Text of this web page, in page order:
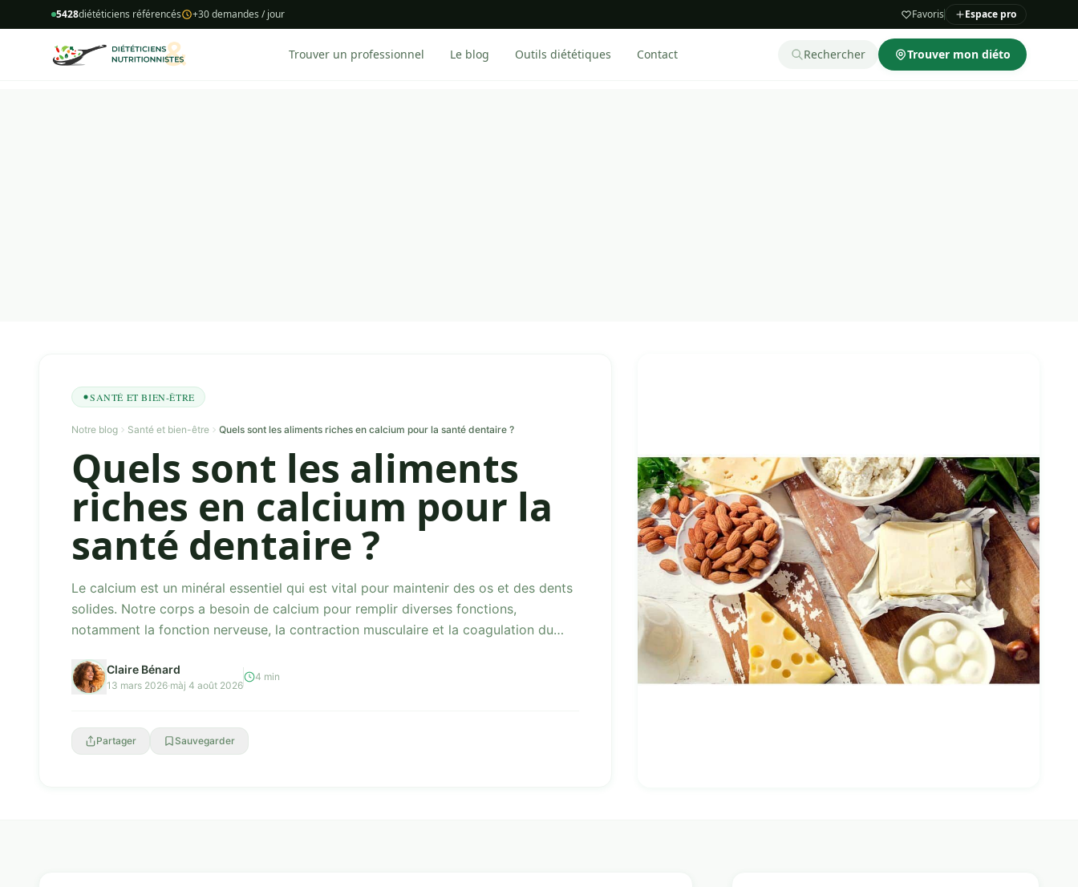
5428diététiciens référencés +30 demandes / jour Favoris Espace pro
Trouver un professionnel Le blog Outils diététiques Contact Rechercher Trouver mon diéto
SANTÉ ET BIEN-ÊTRE
Notre blog Santé et bien-être Quels sont les aliments riches en calcium pour la santé dentaire ?
Quels sont les aliments
riches en calcium pour la
santé dentaire ?
Le calcium est un minéral essentiel qui est vital pour maintenir des os et des dents
solides. Notre corps a besoin de calcium pour remplir diverses fonctions,
notamment la fonction nerveuse, la contraction musculaire et la coagulation du
Claire Bénard
13 mars 2026·màj 4 août 2026
4 min
Partager Sauvegarder